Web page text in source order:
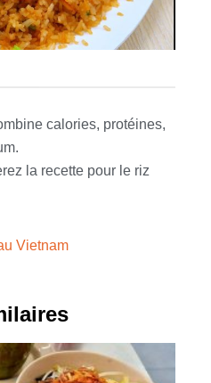
calories, protéines,
la recette pour le riz
Vietnam